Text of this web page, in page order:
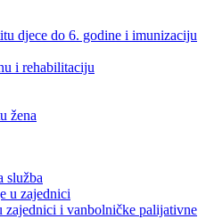
djece do 6. godine i imunizaciju
i rehabilitaciju
žena
služba
u zajednici
zajednici i vanbolničke palijativne